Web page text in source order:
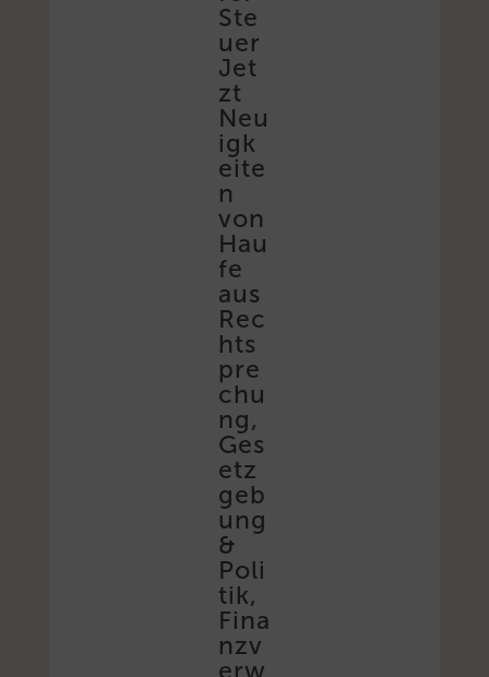
Ste
uer
Jet
zt
Neu
igk
eite
n
von
Hau
fe
aus
Rec
hts
pre
chu
ng,
Ges
etz
geb
ung
&
Poli
tik,
Fina
nzv
erw